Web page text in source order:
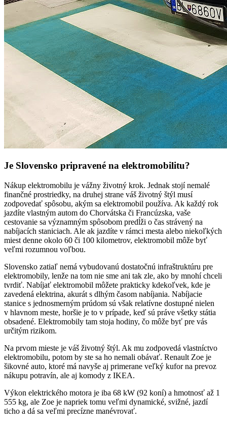
Je Slovensko pripravené na elektromobilitu?
Nákup elektromobilu je vážny životný krok. Jednak stojí nemalé
finančné prostriedky, na druhej strane váš životný štýl musí
zodpovedať spôsobu, akým sa elektromobil používa. Ak každý rok
jazdíte vlastným autom do Chorvátska či Francúzska, vaše
cestovanie sa významným spôsobom predĺži o čas strávený na
nabíjacích staniciach. Ale ak jazdíte v rámci mesta alebo niekoľkých
miest denne okolo 60 či 100 kilometrov, elektromobil môže byť
veľmi rozumnou voľbou.
Slovensko zatiaľ nemá vybudovanú dostatočnú infraštruktúru pre
elektromobily, lenže na tom nie sme ani tak zle, ako by mnohí chceli
tvrdiť. Nabíjať elektromobil môžete prakticky kdekoľvek, kde je
zavedená elektrina, akurát s dlhým časom nabíjania. Nabíjacie
stanice s jednosmerným prúdom sú však relatívne dostupné nielen
v hlavnom meste, horšie je to v prípade, keď sú práve všetky státia
obsadené. Elektromobily tam stoja hodiny, čo môže byť pre vás
určitým rizikom.
Na prvom mieste je váš životný štýl. Ak mu zodpovedá vlastníctvo
elektromobilu, potom by ste sa ho nemali obávať. Renault Zoe je
šikovné auto, ktoré má navyše aj primerane veľký kufor na prevoz
nákupu potravín, ale aj komody z IKEA.
Výkon elektrického motora je iba 68 kW (92 koní) a hmotnosť až 1
555 kg, ale Zoe je napriek tomu veľmi dynamické, svižné, jazdí
ticho a dá sa veľmi precízne manévrovať.